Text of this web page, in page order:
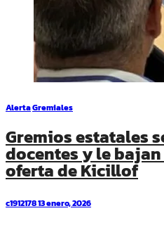
AlertaGremiales
Gremios estatales
docentes y le
oferta de Kicillof
c191217813 enero, 2026